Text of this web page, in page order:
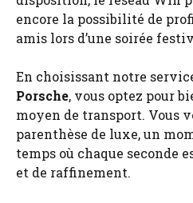
encore la possibilité de
amis lors d’une soirée
En choisissant notre
Porsche, vous optez pour
moyen de transport. Vous
parenthèse de luxe, un
temps où chaque seconde
et de raffinement.